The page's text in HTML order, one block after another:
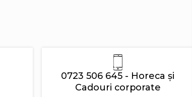
0723 506 645 - Horeca și
Cadouri corporate